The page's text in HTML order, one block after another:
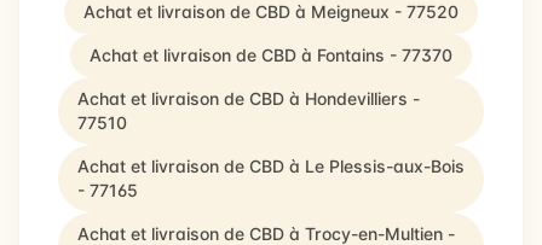
Achat et livraison de CBD à Meigneux - 77520
Achat et livraison de CBD à Fontains - 77370
Achat et livraison de CBD à Hondevilliers -
77510
Achat et livraison de CBD à Le Plessis-aux-Bois
- 77165
Achat et livraison de CBD à Trocy-en-Multien -